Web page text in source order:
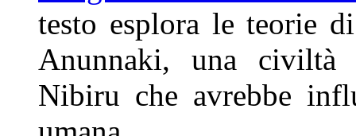
testo esplora le teorie
Anunnaki,una civiltà
Nibiru che avrebbe